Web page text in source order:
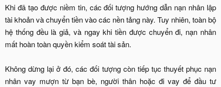
Khi đã tạo được niềm tin, các đối tượng hướng dẫn nạn nhân lập
tài khoản và chuyển tiền vào các nền tảng này. Tuy nhiên, toàn bộ
hệ thống đều là giả, và ngay khi tiền được chuyển đi, nạn nhân
mất hoàn toàn quyền kiểm soát tài sản.
Không dừng lại ở đó, các đối tượng còn tiếp tục thuyết phục nạn
nhân vay mượn từ bạn bè, người thân hoặc đi vay để đầu tư